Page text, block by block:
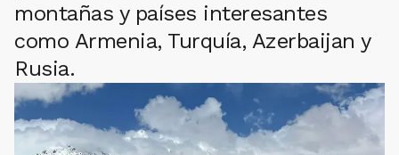
montañas y países interesantes
como Armenia, Turquía, Azerbaijan y
Rusia.